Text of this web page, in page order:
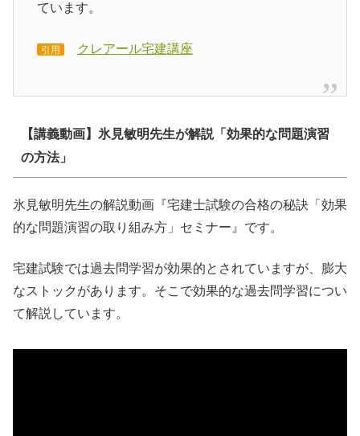
ています。
引用 クレアール宅建講座
【講義動画】氷見敏明先生が解説「効果的な問題演習
の方法」
氷見敏明先生の解説動画『宅建士試験の合格の秘訣「効果
的な問題演習の取り組み方」セミナー』です。
宅建試験では過去問学習が効果的とされていますが、膨大
なストックがあります。そこで効果的な過去問学習につい
て解説しています。